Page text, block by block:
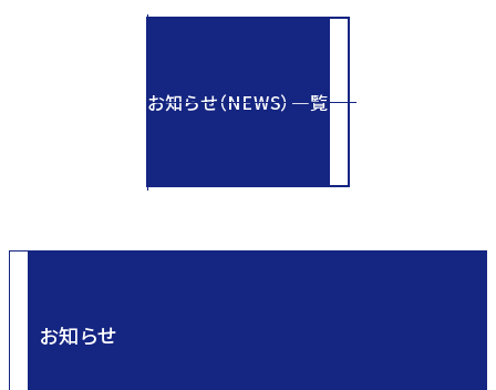
お知らせ（NEWS）一覧
お知らせ